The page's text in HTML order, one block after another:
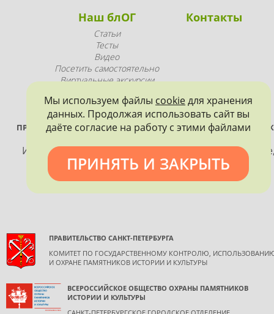
Наш блОГ
Статьи
Тесты
Видео
Посетить самостоятельно
Виртуальные экскурсии
Контакты
ПРОЕКТ РЕАЛИЗУЕТСЯ ПРИ ПОДДЕРЖКЕ ПРАВИТЕЛЬСТВА
Использование материалов, размещенных на
допускается только с согласия правообладателя и
обязательной ссылкой на источник информации.
ПРАВИТЕЛЬСТВО САНКТ-ПЕТЕРБУРГА
КОМИТЕТ ПО ГОСУДАРСТВЕННОМУ КОНТРОЛЮ,
И ОХРАНЕ ПАМЯТНИКОВ ИСТОРИИ И КУЛЬТУРЫ
ВСЕРОССИЙСКОЕ ОБЩЕСТВО ОХРАНЫ ПАМЯТНИКОВ
ИСТОРИИ И КУЛЬТУРЫ
Мы используем файлы cookieдля хранения
данных. Продолжая использовать сайт вы
даёте согласие на работу с этими файлами
ПРИНЯТЬ И ЗАКРЫТЬ